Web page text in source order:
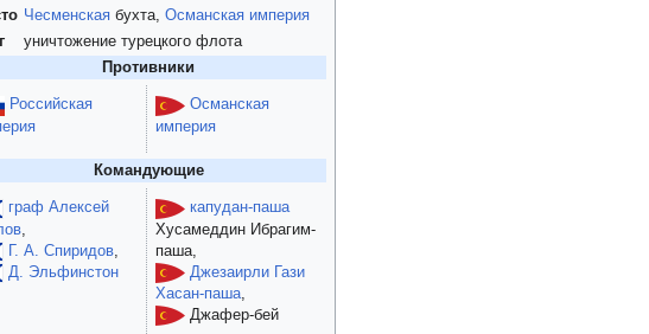
Чесменская бухта, Османская империя
уничтожение турецкого флота
Противники
Российская
Османская
империя
Командующие
граф Алексей
Г. А. Спиридов
Д. Эльфинстон
капудан-паша
Хусамеддин Ибрагим-
паша,
Джезаирли Гази
Хасан-паша
Джафер-бей